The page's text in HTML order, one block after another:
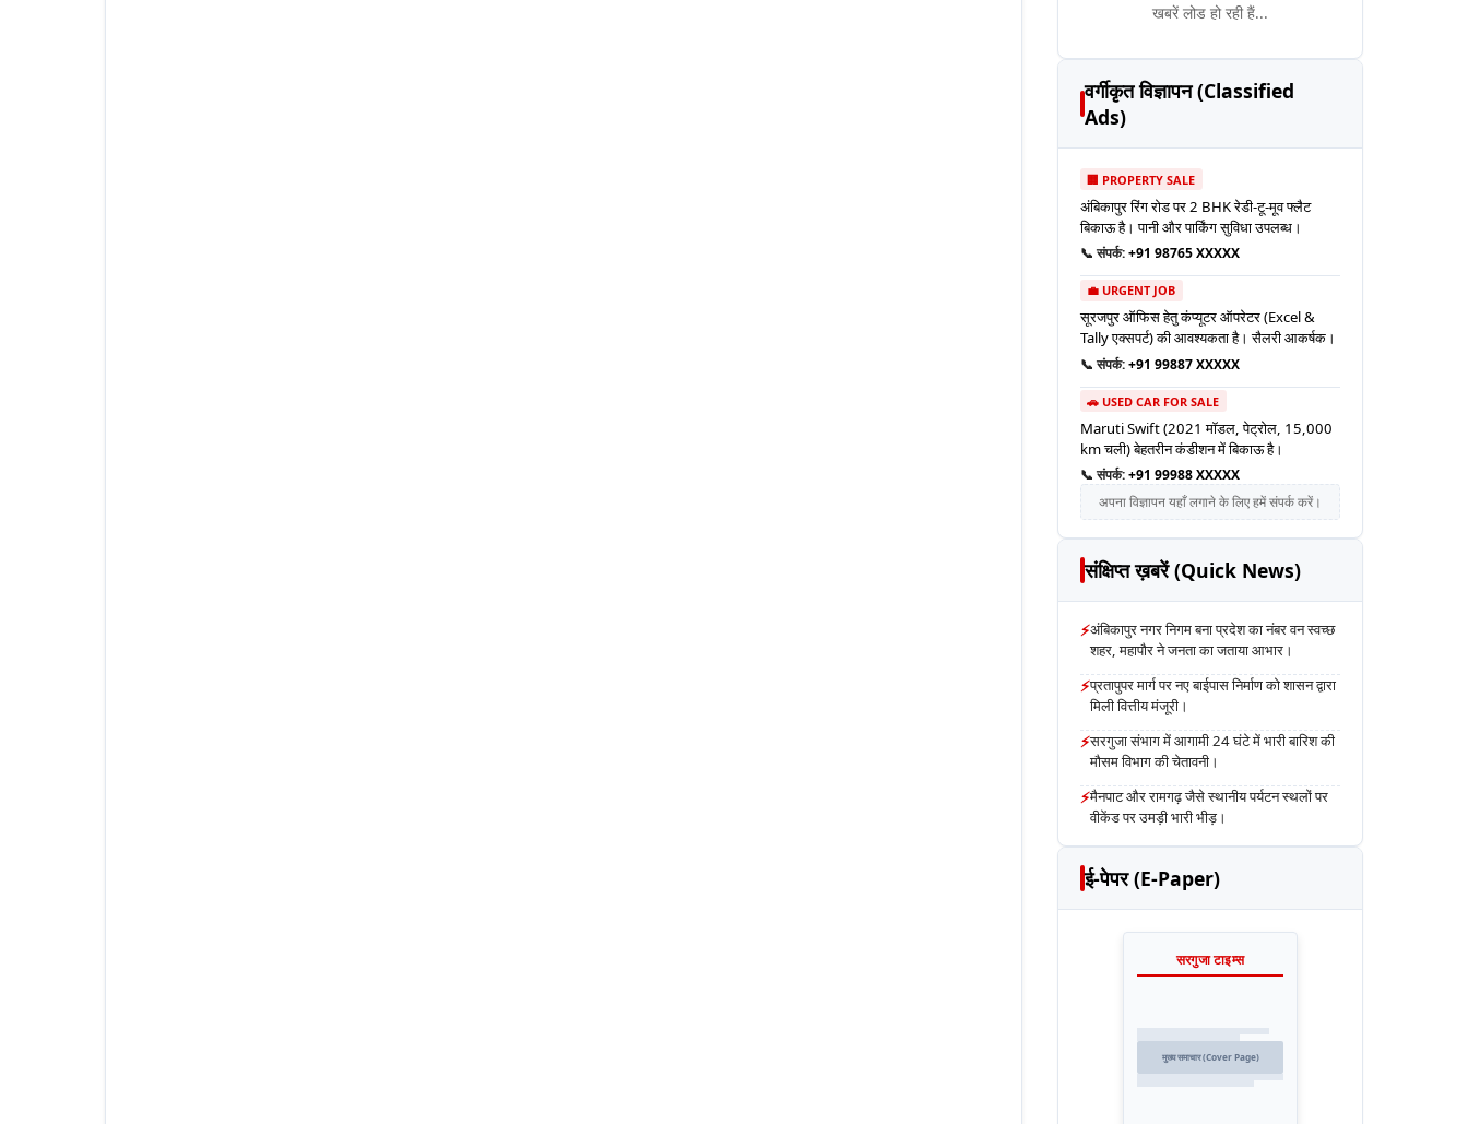
खबरें लोड हो रही हैं...
वर्गीकृत विज्ञापन (Classified
Ads)
🏢 PROPERTY SALE
अंबिकापुर रिंग रोड पर 2 BHK रेडी-टू-मूव फ्लैट
बिकाऊ है। पानी और पार्किंग सुविधा उपलब्ध।
📞 संपर्क:+91 98765 XXXXX
💼 URGENT JOB
सूरजपुर ऑफिस हेतु कंप्यूटर ऑपरेटर (Excel &
Tally एक्सपर्ट) की आवश्यकता है। सैलरी आकर्षक।
📞 संपर्क:+91 99887 XXXXX
🚗 USED CAR FOR SALE
Maruti Swift (2021 मॉडल, पेट्रोल, 15,000
km चली) बेहतरीन कंडीशन में बिकाऊ है।
📞 संपर्क:+91 99988 XXXXX
अपना विज्ञापन यहाँ लगाने के लिए हमें संपर्क करें।
संक्षिप्त ख़बरें (Quick News)
⚡अंबिकापुर नगर निगम बना प्रदेश का नंबर वन स्वच्छ
शहर, महापौर ने जनता का जताया आभार।
⚡प्रतापुपर मार्ग पर नए बाईपास निर्माण को शासन द्वारा
मिली वित्तीय मंजूरी।
⚡सरगुजा संभाग में आगामी 24 घंटे में भारी बारिश की
मौसम विभाग की चेतावनी।
⚡मैनपाट और रामगढ़ जैसे स्थानीय पर्यटन स्थलों पर
वीकेंड पर उमड़ी भारी भीड़।
ई-पेपर (E-Paper)
सरगुजा टाइम्स
मुख्य समाचार (Cover Page)